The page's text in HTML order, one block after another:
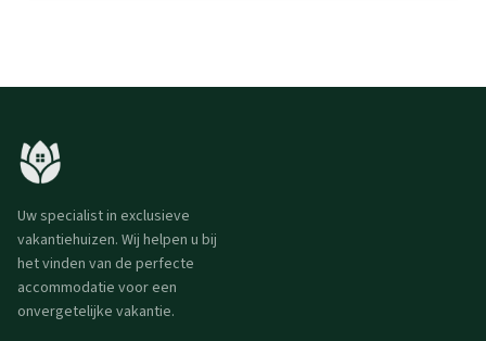
Uw specialist in exclusieve
vakantiehuizen. Wij helpen u bij
het vinden van de perfecte
accommodatie voor een
onvergetelijke vakantie.